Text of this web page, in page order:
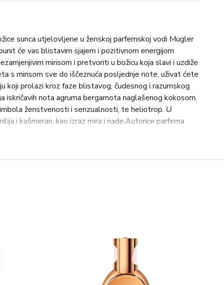
sunca utjelovljene u ženskoj parfemskoj vodi Mugler
će vas blistavim sjajem i pozitivnom energijom
mirisom i pretvoriti u božicu koja slavi i uzdiže
s mirisom sve do iščeznuća posljednje note, uživat ćete
koji prolazi kroz faze blistavog, čudesnog i razumskog
iskričavih nota agruma bergamota naglašenog kokosom.
ženstvenosti i senzualnosti, te heliotrop. U
i kašmeran, kao izraz mira i nade.Autorice parfema
i Nathalie Lorson, opisale su svoje djelo kao
Ova parfemska voda odvest će vas u mističan
s metalik lakom koji evocira izlazak sunca i tako
mirisne kompozicije.
vanilija, kašmeran, bergamot